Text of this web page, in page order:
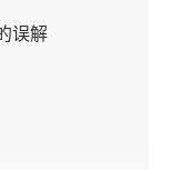
误解